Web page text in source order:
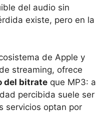
del audio sin
existe, pero en la
de Apple y
streaming, ofrece
del bitrate que MP3: a
percibida suele ser
servicios optan por